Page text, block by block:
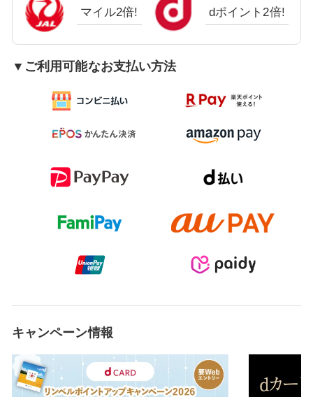
マイル2倍! dポイント2倍!
▼ご利用可能なお支払い方法
キャンペーン情報